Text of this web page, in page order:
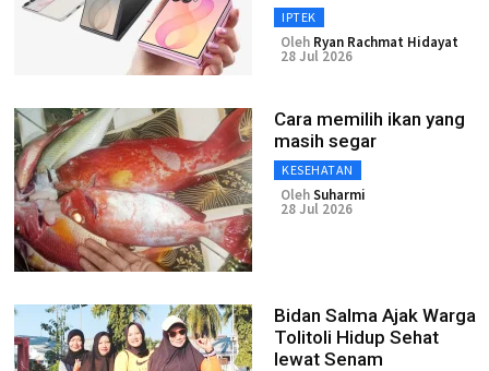
IPTEK
Oleh Ryan Rachmat Hidayat
28 Jul 2026
Cara memilih ikan yang
masih segar
KESEHATAN
OlehSuharmi
28 Jul 2026
Bidan Salma Ajak Warga
Tolitoli Hidup Sehat
lewat Senam